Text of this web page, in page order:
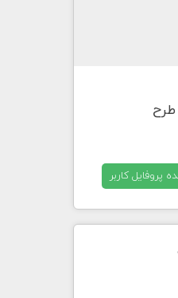
پروفایل کاربر